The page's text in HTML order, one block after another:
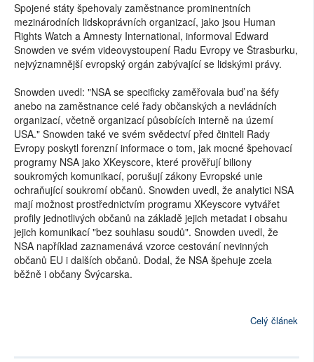
Spojené státy špehovaly zaměstnance prominentních
mezinárodních lidskoprávních organizací, jako jsou Human
Rights Watch a Amnesty International, informoval Edward
Snowden ve svém videovystoupení Radu Evropy ve Štrasburku,
nejvýznamnější evropský orgán zabývající se lidskými právy.
Snowden uvedl: "NSA se specificky zaměřovala buď na šéfy
anebo na zaměstnance celé řady občanských a nevládních
organizací, včetně organizací působících interně na území
USA." Snowden také ve svém svědectví před činiteli Rady
Evropy poskytl forenzní informace o tom, jak mocné špehovací
programy NSA jako XKeyscore, které prověřují biliony
soukromých komunikací, porušují zákony Evropské unie
ochraňující soukromí občanů. Snowden uvedl, že analytici NSA
mají možnost prostřednictvím programu XKeyscore vytvářet
profily jednotlivých občanů na základě jejich metadat i obsahu
jejich komunikací "bez souhlasu soudů". Snowden uvedl, že
NSA například zaznamenává vzorce cestování nevinných
občanů EU i dalších občanů. Dodal, že NSA špehuje zcela
běžně i občany Švýcarska.
Celý článek